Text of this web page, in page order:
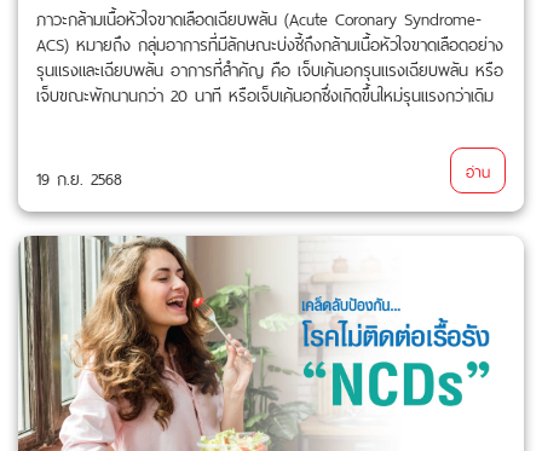
ภาวะกล้ามเนื้อหัวใจขาดเลือดเฉียบพลัน (Acute Coronary Syndrome-
ACS) หมายถึง กลุ่มอาการที่มีลักษณะบ่งชี้ถึงกล้ามเนื้อหัวใจขาดเลือดอย่าง
รุนแรงและเฉียบพลัน อาการที่สำคัญ คือ เจ็บเค้นอกรุนแรงเฉียบพลัน หรือ
เจ็บขณะพักนานกว่า 20 นาที หรือเจ็บเค้นอกซึ่งเกิดขึ้นใหม่รุนแรงกว่าเดิม
19 ก.ย. 2568 อ่าน